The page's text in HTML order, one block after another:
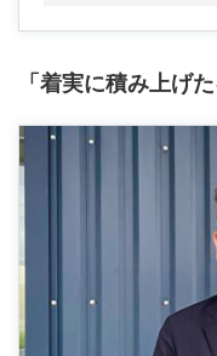
「着実に積み上げ